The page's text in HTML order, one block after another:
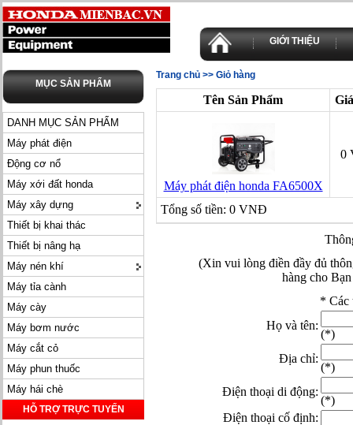
GIỚI THIỆU
MỤC SẢN PHẨM
DANH MỤC SẢN PHẨM
Máy phát điện
Động cơ nổ
Máy xới đất honda
Máy xây dựng
Thiết bị khai thác
Thiết bị nâng hạ
Máy nén khí
Máy tỉa cành
Máy cày
Máy bơm nước
Máy cắt cỏ
Máy phun thuốc
Máy hái chè
HỖ TRỢ TRỰC TUYẾN
Trang chủ >> Giỏ hàng
Tên Sản Phẩm
Máy phát điện honda FA6500X
0
Tổng số tiền: 0 VNĐ
(Xin vui lòng điền đầy đủ
hàng cho
* Các
Họ và tên:
(*)
Địa chỉ:
(*)
Điện thoại di động:
(*)
Điện thoại cố định: